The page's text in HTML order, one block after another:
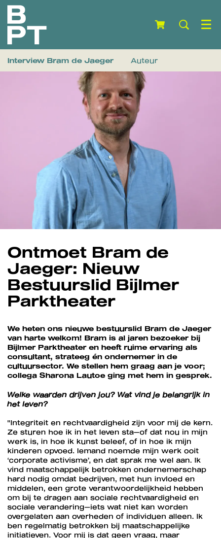
Menu
Interview Bram de Jaeger Auteur
Ontmoet Bram de
Jaeger: Nieuw
Bestuurslid Bijlmer
Parktheater
We heten ons nieuwe bestuurslid Bram de Jaeger
van harte welkom! Bram is al jaren bezoeker bij
Bijlmer Parktheater en heeft ruime ervaring als
consultant, strateeg én ondernemer in de
cultuursector. We stellen hem graag aan je voor;
collega Sharona Lautoe ging met hem in gesprek.
Welke waarden drijven jou? Wat vind je belangrijk in
het leven?
"Integriteit en rechtvaardigheid zijn voor mij de kern.
Ze sturen hoe ik in het leven sta—of dat nou in mijn
werk is, in hoe ik kunst beleef, of in hoe ik mijn
kinderen opvoed. Iemand noemde mijn werk ooit
‘corporate activisme’, en dat sprak me wel aan. Ik
vind maatschappelijk betrokken ondernemerschap
hard nodig omdat bedrijven, met hun invloed en
middelen, een grote verantwoordelijkheid hebben
om bij te dragen aan sociale rechtvaardigheid en
sociale verandering—iets wat niet kan worden
overgelaten aan overheden of individuen alleen. Ik
ben regelmatig betrokken bij maatschappelijke
initiatieven. Voor mij is dat geen vraag, maar